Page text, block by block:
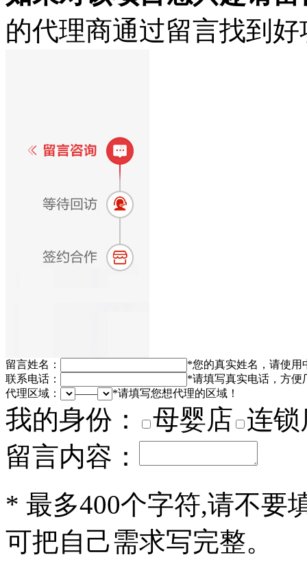
的代理商通过留言找到
留言姓名： *您的真实姓名，请使用
联系电话：
*请填写真实电话，方便
代理区域：
—— *请填写您想代理的区域！
我的身份： 母婴店 连锁
留言内容：
* 最多400个字符,请不要
可把自己需求写完整。